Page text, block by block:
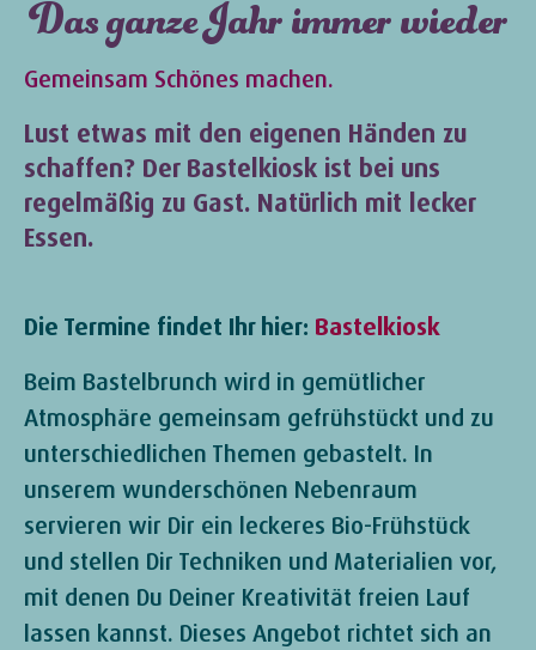
Das ganze Jahr immer wieder
Gemeinsam Schönes machen.
Lust etwas mit den eigenen Händen zu
schaffen? Der Bastelkiosk ist bei uns
regelmäßig zu Gast. Natürlich mit lecker
Essen.
Die Termine findet Ihr hier: Bastelkiosk
Beim Bastelbrunch wird in gemütlicher
Atmosphäre gemeinsam gefrühstückt und zu
unterschiedlichen Themen gebastelt. In
unserem wunderschönen Nebenraum
servieren wir Dir ein leckeres Bio-Frühstück
und stellen Dir Techniken und Materialien vor,
mit denen Du Deiner Kreativität freien Lauf
lassen kannst. Dieses Angebot richtet sich an